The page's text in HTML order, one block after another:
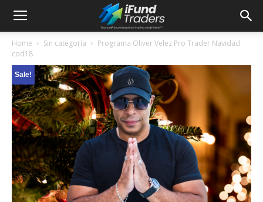
Home Sin categoría
Programa Oliver Velez Pro Trader Navidad
cod18
Sale!